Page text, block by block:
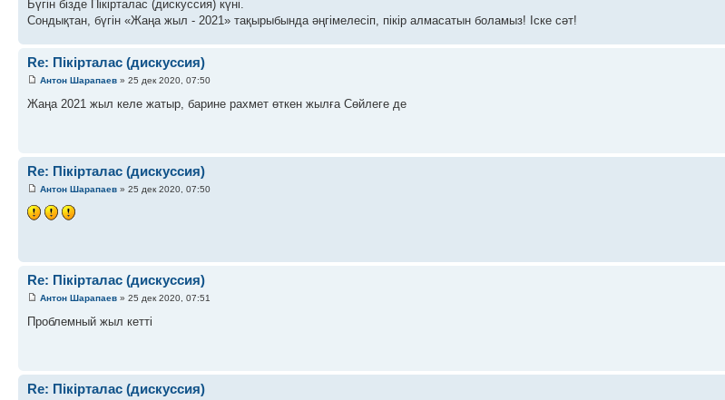
Бүгін бізде Пікірталас (дискуссия) күні.
Сондықтан, бүгін «Жаңа жыл - 2021» тақырыбында әңгімелесіп, пікір алмасатын боламыз! Іске сәт!
Re: Пікірталас (дискуссия)
Антон Шарапаев » 25 дек 2020, 07:50
Жаңа 2021 жыл келе жатыр, барине рахмет өткен жылға Сөйлеге де
Re: Пікірталас (дискуссия)
Антон Шарапаев » 25 дек 2020, 07:50
Re: Пікірталас (дискуссия)
Антон Шарапаев » 25 дек 2020, 07:51
Проблемный жыл кетті
Re: Пікірталас (дискуссия)